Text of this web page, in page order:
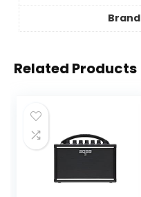
Brand
Related Products